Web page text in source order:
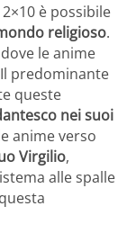
è possibile
religioso.
le anime
predominante
queste
nei suoi
anime verso
Virgilio,
alle spalle